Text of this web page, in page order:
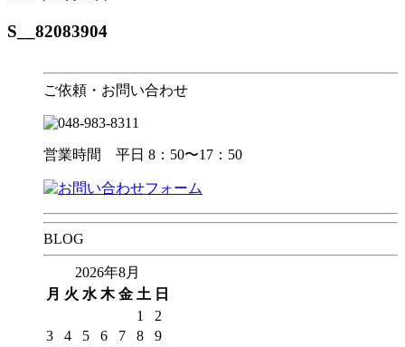
S__82083904
ご依頼・お問い合わせ
営業時間 平日 8：50〜17：50
BLOG
2026年8月
月 火 水 木 金 土 日
1
2
3
4 5 6 7 8
9